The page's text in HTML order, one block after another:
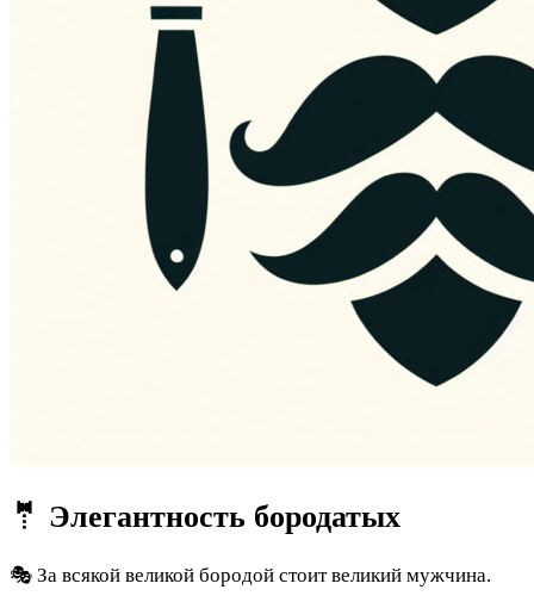
🤵 Элегантность бородатых
🎭 За всякой великой бородой стоит великий мужчина.